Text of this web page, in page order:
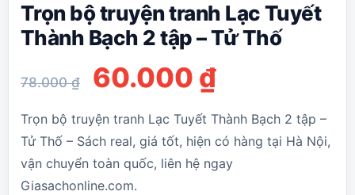
Trọn bộ truyện tranh Lạc Tuyết
Thành Bạch 2 tập – Tử Thố
78.000₫
Giá
gốc
là:
78.000 ₫.
60.000 ₫Giá
hiện
tại
là:
Trọn bộ truyện tranh Lạc Tuyết Thành Bạch 2 tập –
Tử Thố – Sách real, giá tốt, hiện có hàng tại Hà Nội,
vận chuyển toàn quốc, liên hệ ngay
Giasachonline.com.